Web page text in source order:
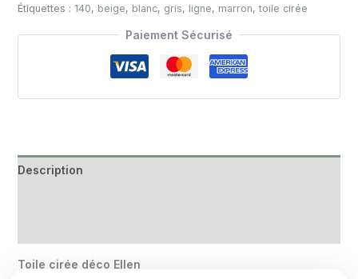
ROSE
Étiquettes : 140, beige, blanc, gris, ligne, marron,toile cirée
Paiement Sécurisé
Description
Toile cirée déco Ellen